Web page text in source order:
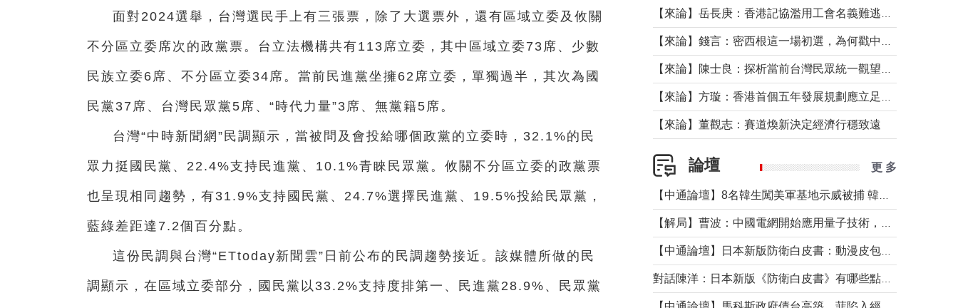
面對2024選舉，台灣選民手上有三張票，除了大選票外，還有區域立委及攸關
不分區立委席次的政黨票。台立法機構共有113席立委，其中區域立委73席、少數
民族立委6席、不分區立委34席。當前民進黨坐擁62席立委，單獨過半，其次為國
民黨37席、台灣民眾黨5席、“時代力量”3席、無黨籍5席。
台灣“中時新聞網”民調顯示，當被問及會投給哪個政黨的立委時，32.1%的民
眾力挺國民黨、22.4%支持民進黨、10.1%青睞民眾黨。攸關不分區立委的政黨票
也呈現相同趨勢，有31.9%支持國民黨、24.7%選擇民進黨、19.5%投給民眾黨，
藍綠差距達7.2個百分點。
這份民調與台灣“ETtoday新聞雲”日前公布的民調趨勢接近。該媒體所做的民
調顯示，在區域立委部分，國民黨以33.2%支持度排第一、民進黨28.9%、民眾黨
【來論】董觀志：賽道煥新決定經濟行穩致遠
論壇 更 多